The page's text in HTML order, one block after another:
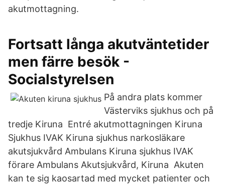
akutmottagning.
Fortsatt långa akutväntetider
men färre besök -
Socialstyrelsen
På andra plats kommer
Västerviks sjukhus och på
tredje Kiruna Entré akutmottagningen Kiruna
Sjukhus IVAK Kiruna sjukhus narkosläkare
akutsjukvård Ambulans Kiruna sjukhus IVAK
förare Ambulans Akutsjukvård, Kiruna Akuten
kan te sig kaosartad med mycket patienter och